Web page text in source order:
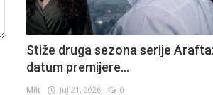
Stiže druga sezona serije
datum premijere...
Milt Jul 21, 2026 0